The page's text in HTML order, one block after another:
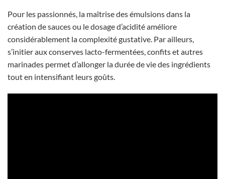
Pour les passionnés, la maîtrise des émulsions dans la
création de sauces ou le dosage d’acidité améliore
considérablement la complexité gustative. Par ailleurs,
s’initier aux conserves lacto-fermentées, confits et autres
marinades permet d’allonger la durée de vie des ingrédients
tout en intensifiant leurs goûts.